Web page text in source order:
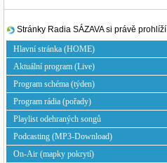
Stránky Radia SÁZAVA si právě prohlíží
Hlavní stránka (HOME)
Aktuální program (Live)
Program schéma (týden)
Program rádia (pořady)
Playlist odehraných songů
Podcasting (MP3-Download)
On-Air (mapky pokrytí)